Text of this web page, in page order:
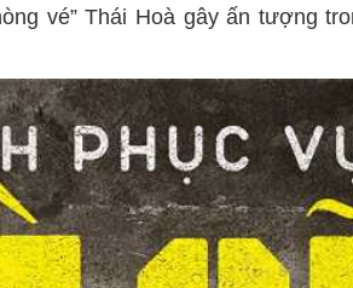
vé” Thái Hoà gây ấn tượng